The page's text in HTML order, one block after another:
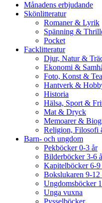
Månadens erbjudande
Skönlitteratur
Romaner & Lyrik
Spänning &
Pocket
Facklitteratur
Djur, Natur &
Ekonomi &
Foto, Konst &
Hantverk &
Historia
Hälsa, Sport &
Mat & Dryck
Memoarer &
Religion, Filosofi
Barn- och ungdom
Pekböcker 0-3 år
Bilderböcker 3-6
Kapitelböcker 6-9
Bokslukaren 9-12
Ungdomsböcker
Unga vuxna
Pysselböcker